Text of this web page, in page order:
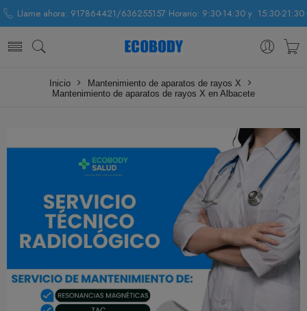
Llame ahora: 917864421/636255157 Horario: 9:30-14:30 y 15:30-21:30
Inicio
Mantenimiento de aparatos de rayos X
Mantenimiento de aparatos de rayos X en Albacete